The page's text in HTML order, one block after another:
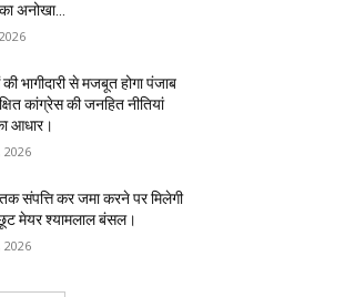
अनोखा...
भागीदारी से मजबूत होगा पंजाब
कांग्रेस की जनहित नीतियां
आधार।
2026
संपत्ति कर जमा करने पर मिलेगी
मेयर श्यामलाल बंसल।
2026